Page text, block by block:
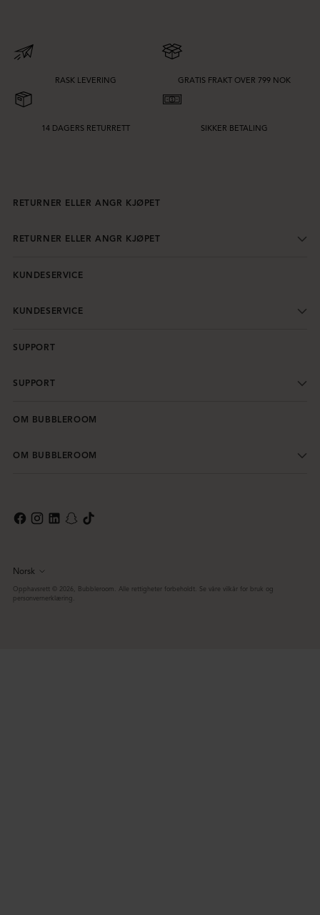
RASK LEVERING GRATIS FRAKT OVER 799 NOK
14 DAGERS RETURRETT SIKKER BETALING
RETURNER ELLER ANGR KJØPET
RETURNER ELLER ANGR KJØPET
KUNDESERVICE
KUNDESERVICE
SUPPORT
SUPPORT
OM BUBBLEROOM
OM BUBBLEROOM
Språk
Norsk
Opphavsrett © 2026, Bubbleroom. Alle rettigheter forbeholdt. Se våre vilkår for bruk og
personvernerklæring.